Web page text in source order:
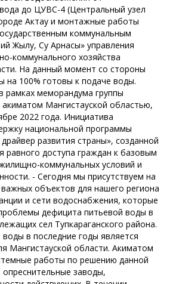
до ЦУВС-4 (Центральный узел
Актау и монтажные работы
коммунальным
Жылу, Су Арнасы» управления
коммунального хозяйства
На данный момент со стороны
100% готовы к подаче воды.
рамках меморандума группы
Мангистауской областью,
2022 года. Инициатива
национальной программы
развития страны», созданной
равного доступа граждан к базовым
коммунальных условий и
- Сегодня мы присутствуем на
объектов для нашего региона
и сети водоснабжения, которые
дефицита питьевой воды в
сел Тупкараганского района.
в последние годы является
Мангистауской области. Акиматом
работы по решению данной
заводы,